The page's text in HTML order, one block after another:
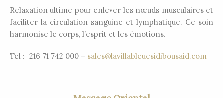
Relaxation ultime pour enlever les nœuds musculaires et
faciliter la circulation sanguine et lymphatique. Ce soin
harmonise le corps, l’esprit et les émotions.
Tel :+216 71 742 000 – sales@lavillableuesidibousaid.com